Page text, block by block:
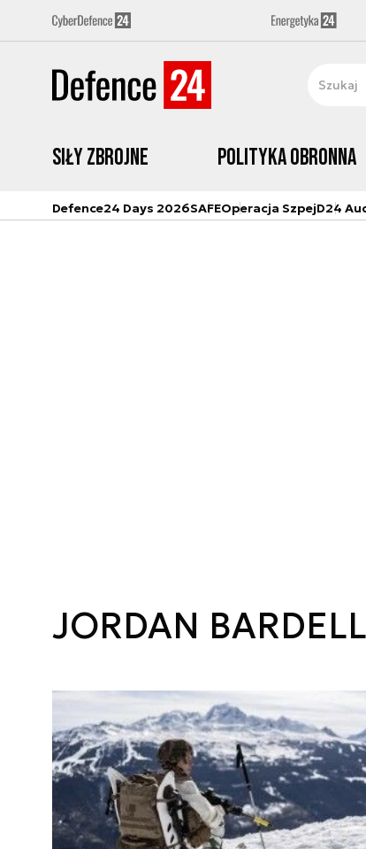
Siły zbrojne Polityka obronna
Defence24 Days 2026SAFEOperacja SzpejD24
JORDAN